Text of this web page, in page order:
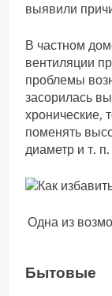
выявили
В частном
вентиляции
проблемы
засорилась
хронические,
поменять
диаметр и т. п.
Одна из
Бытовые